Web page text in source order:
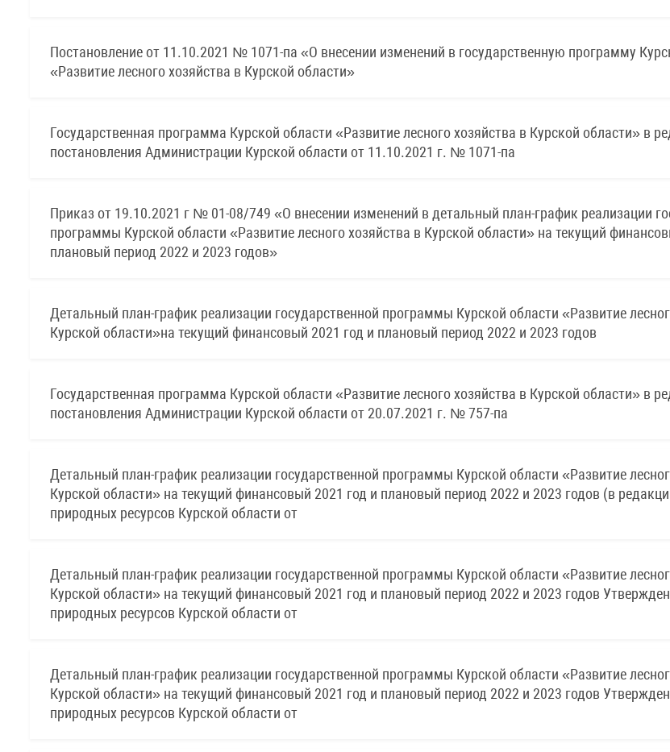
Постановление от 11.10.2021 № 1071-па «О внесении изменений в государственную программу
«Развитие лесного хозяйства в Курской области»
Государственная программа Курской области «Развитие лесного хозяйства в Курской области» в
постановления Администрации Курской области от 11.10.2021 г. № 1071-па
Приказ от 19.10.2021 г № 01-08/749 «О внесении изменений в детальный план-график реализации
программы Курской области «Развитие лесного хозяйства в Курской области» на текущий
плановый период 2022 и 2023 годов»
Детальный план-график реализации государственной программы Курской области «Развитие
Курской области»на текущий финансовый 2021 год и плановый период 2022 и 2023 годов
Государственная программа Курской области «Развитие лесного хозяйства в Курской области» в
постановления Администрации Курской области от 20.07.2021 г. № 757-па
Детальный план-график реализации государственной программы Курской области «Развитие
Курской области» на текущий финансовый 2021 год и плановый период 2022 и 2023 годов (в
природных ресурсов Курской области от
Детальный план-график реализации государственной программы Курской области «Развитие
Курской области» на текущий финансовый 2021 год и плановый период 2022 и 2023 годов
природных ресурсов Курской области от
Детальный план-график реализации государственной программы Курской области «Развитие
Курской области» на текущий финансовый 2021 год и плановый период 2022 и 2023 годов
природных ресурсов Курской области от